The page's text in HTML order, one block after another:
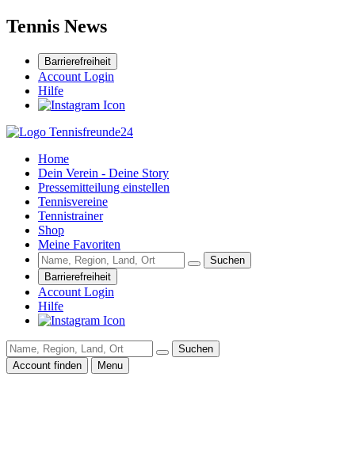
Tennis News
Barrierefreiheit
Account Login
Hilfe
Home
Dein Verein - Deine Story
Pressemitteilung einstellen
Tennisvereine
Tennistrainer
Shop
Meine Favoriten
Suchen
Barrierefreiheit
Account Login
Hilfe
Suchen
Account finden
Menu